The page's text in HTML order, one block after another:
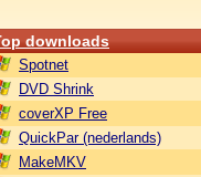
downloads
Spotnet
DVD Shrink
coverXP Free
QuickPar (nederlands)
MakeMKV